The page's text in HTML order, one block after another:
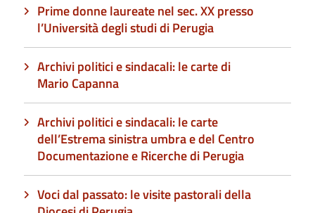
Prime donne laureate nel sec. XX presso
l’Università degli studi di Perugia
Archivi politici e sindacali: le carte di
Mario Capanna
Archivi politici e sindacali: le carte
dell’Estrema sinistra umbra e del Centro
Documentazione e Ricerche di Perugia
Voci dal passato: le visite pastorali della